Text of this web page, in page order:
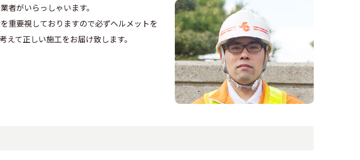
者がいらっしゃいます。
重要視しておりますので必ずヘルメットを
て正しい施工をお届け致します。